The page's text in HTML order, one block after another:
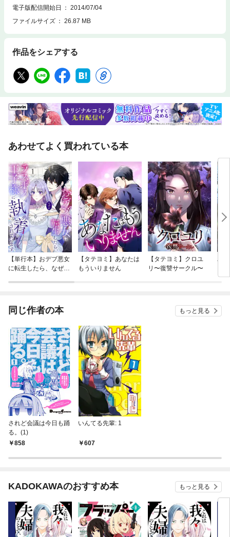
電子版配信開始日
2014/07/04
ファイルサイズ
26.87 MB
作品をシェアする
あわせてよく買われている本
【単行本】おデブ悪女
に転生したら、なぜか
【タテヨミ】あなたは
もういりません
【タテヨミ】クロユ
リ〜復讐サークル〜
バ
今
同じ作者の本 もっと見る
されど会議は今日も踊
る。(1)
858
いんてる先輩: 1
607
KADOKAWAのおすすめ本 もっと見る